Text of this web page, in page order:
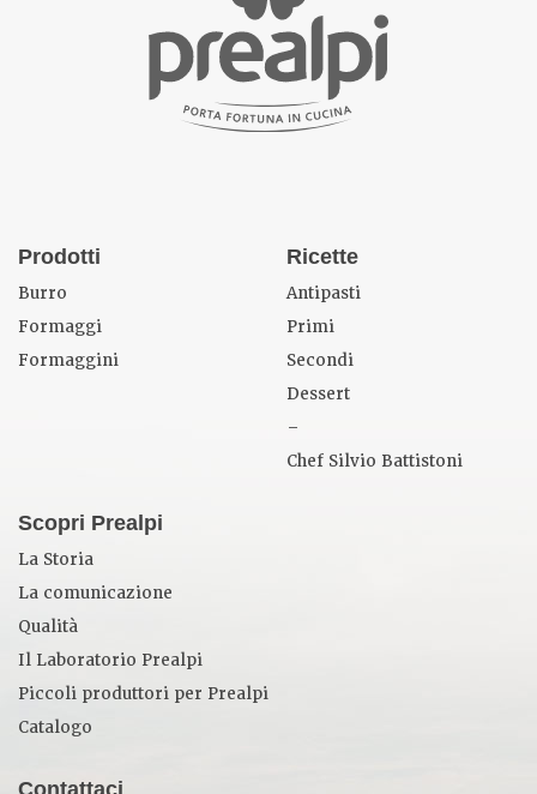
Prodotti
Burro
Formaggi
Formaggini
Ricette
Antipasti
Primi
Secondi
Dessert
–
Chef Silvio Battistoni
Scopri Prealpi
La Storia
La comunicazione
Qualità
Il Laboratorio Prealpi
Piccoli produttori per Prealpi
Catalogo
Contattaci